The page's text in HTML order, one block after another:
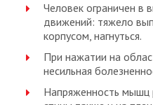
Человек ограничен в
движений: тяжело
корпусом, нагнуться.
При нажатии на
несильная
Напряженность мышц